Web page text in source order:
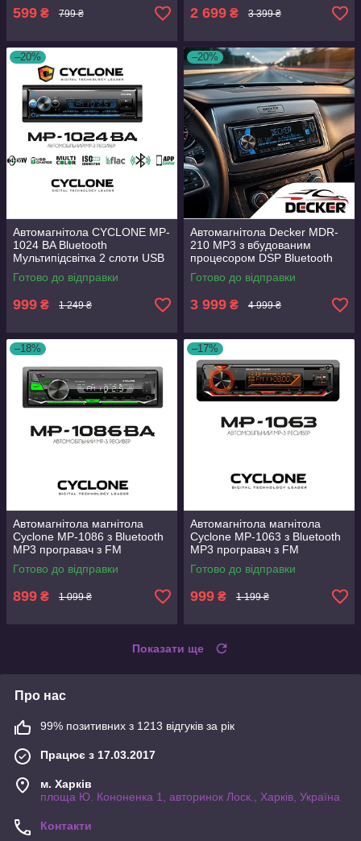
599 ₴ 799 ₴ 2 699 ₴ 3 399 ₴
–20%
Автомагнітола CYCLONE MP-
1024 BA Bluetooth
Мультипідсвітка 2 слоти USB
Пульт ДК потужність 4х45 Вт
2 лінійні стереовиходи
Готово до відправки
999 ₴ 1 249 ₴
–20%
Автомагнітола Decker MDR-
210 MP3 з вбудованим
процесором DSP Bluetooth
Мультипідсвітка USB
Потужність 4 х 95Вт
Готово до відправки
3 999 ₴ 4 999 ₴
–18%
Автомагнітола магнітола
Cyclone MP-1086 з Bluetooth
MP3 програвач з FM
приймачем Потужність
4х50Вт
Готово до відправки
899 ₴ 1 099 ₴
–17%
Автомагнітола магнітола
Cyclone MP-1063 з Bluetooth
MP3 програвач з FM
приймачем різнокольорова
підсвітка кнопок Потужність
4х50Вт
Готово до відправки
999 ₴ 1 199 ₴
Показати ще
Про нас
99% позитивних з 1213 відгуків за рік
Працює з 17.03.2017
м. Харків
площа Ю. Кононенка 1, авторинок Лоск., Харків, Україна
Контакти